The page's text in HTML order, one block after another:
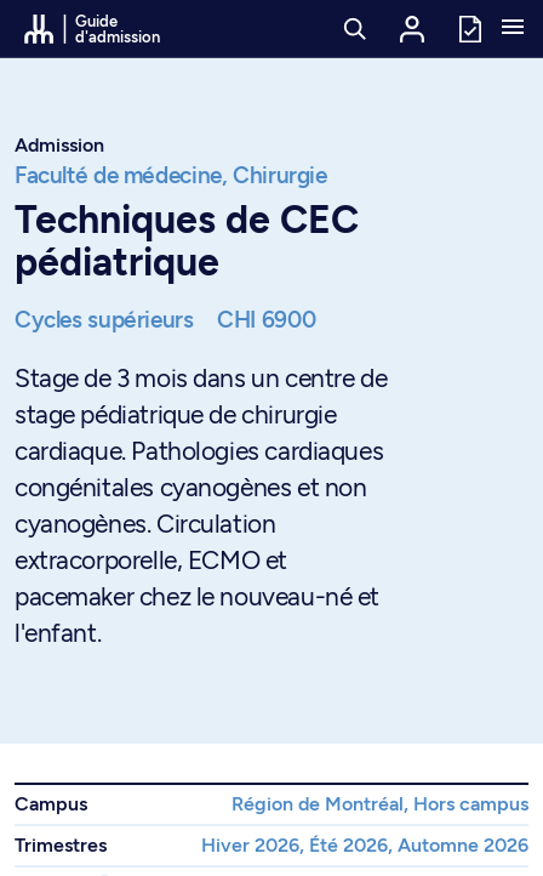
Passer au contenu
Guide
d'admission
Admission
Faculté de médecine, Chirurgie
Techniques de CEC
pédiatrique
Cycles supérieurs CHI 6900
Stage de 3 mois dans un centre de
stage pédiatrique de chirurgie
cardiaque. Pathologies cardiaques
congénitales cyanogènes et non
cyanogènes. Circulation
extracorporelle, ECMO et
pacemaker chez le nouveau-né et
l'enfant.
Campus
Région de Montréal, Hors campus
Trimestres
Hiver 2026, Été 2026, Automne 2026